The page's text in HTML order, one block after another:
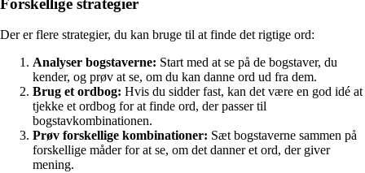
Der er flere strategier, du kan bruge til at finde det rigtige ord:
Analyser bogstaverne: Start med at se på de bogstaver, du
kender, og prøv at se, om du kan danne ord ud fra dem.
Brug et ordbog: Hvis du sidder fast, kan det være en god idé at
tjekke et ordbog for at finde ord, der passer til
bogstavkombinationen.
Prøv forskellige kombinationer: Sæt bogstaverne sammen på
forskellige måder for at se, om det danner et ord, der giver
mening.